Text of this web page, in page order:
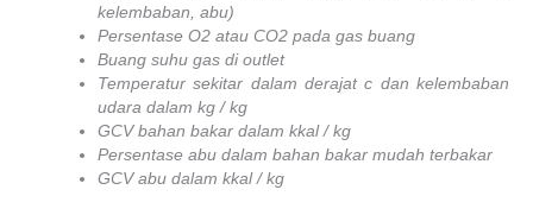
kelembaban, abu)
Persentase O2 atau CO2 pada gas buang
Buang suhu gas di outlet
Temperatur sekitar dalam derajat c dan kelembaban
udara dalam kg / kg
GCV bahan bakar dalam kkal / kg
Persentase abu dalam bahan bakar mudah terbakar
GCV abu dalam kkal / kg